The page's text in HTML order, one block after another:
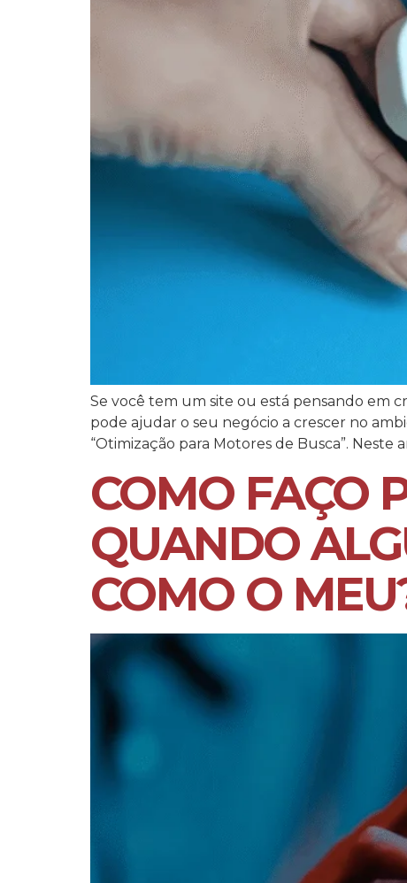
Se você tem um site ou está pensando em
pode ajudar o seu negócio a crescer no
“Otimização para Motores de Busca”. Neste
COMO FAÇO
QUANDO
COMO O